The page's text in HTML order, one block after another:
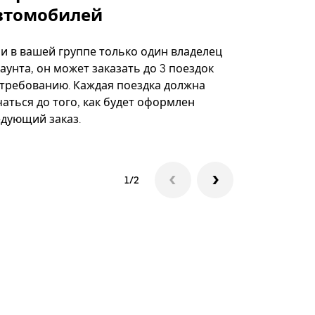
в вашей группе только один владелец
он может заказать до 3 поездок
Каждая поездка должна
до того, как будет оформлен
заказ.
1/2